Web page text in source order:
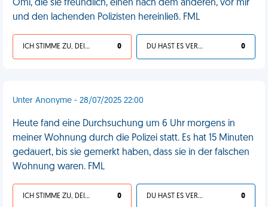
Omi, die sie freundlich, einen nach dem anderen, vor mir
und den lachenden Polizisten hereinließ. FML
ICH STIMME ZU, DEIN LEBEN IST SCHEISSE 0 DU HAST ES VERDIENT 0
Unter Anonyme - 28/07/2025 22:00
Heute fand eine Durchsuchung um 6 Uhr morgens in
meiner Wohnung durch die Polizei statt. Es hat 15 Minuten
gedauert, bis sie gemerkt haben, dass sie in der falschen
Wohnung waren. FML
ICH STIMME ZU, DEIN LEBEN IST SCHEISSE 0 DU HAST ES VERDIENT 0